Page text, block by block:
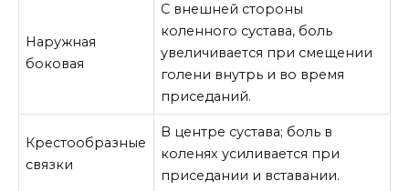
Наружная
боковая
С внешней стороны
коленного сустава, боль
увеличивается при смещении
голени внутрь и во время
приседаний.
Крестообразные
связки
В центре сустава; боль в
коленях усиливается при
приседании и вставании.